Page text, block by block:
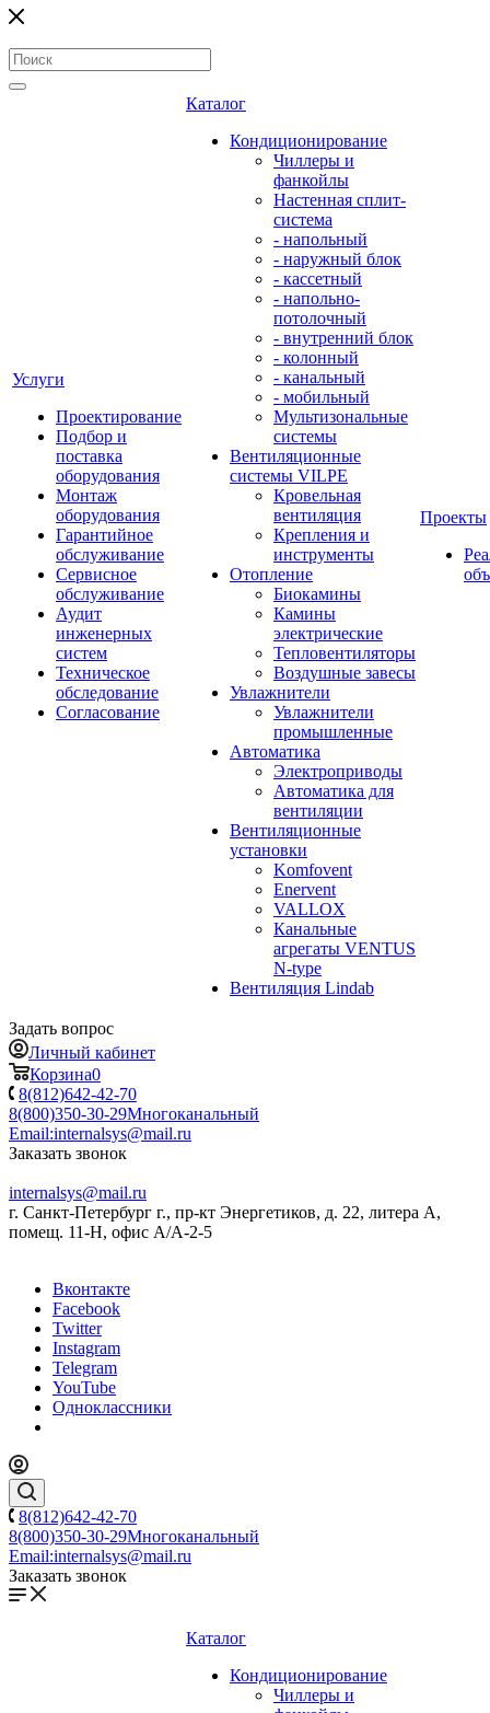
Услуги
Проектирование
Подбор и
поставка
оборудования
Монтаж
оборудования
Гарантийное
обслуживание
Сервисное
обслуживание
Аудит
инженерных
систем
Техническое
обследование
Согласование
Каталог
Кондиционирование
Чиллеры и
фанкойлы
Настенная сплит-
система
- напольный
- наружный блок
- кассетный
- напольно-
потолочный
- внутренний блок
- колонный
- канальный
- мобильный
Мультизональные
системы
Вентиляционные
системы VILPE
Кровельная
вентиляция
Крепления и
инструменты
Отопление
Биокамины
Камины
электрические
Тепловентиляторы
Воздушные завесы
Увлажнители
Увлажнители
промышленные
Автоматика
Электроприводы
Автоматика для
вентиляции
Вентиляционные
установки
Komfovent
Enervent
VALLOX
Канальные
агрегаты VENTUS
N-type
Вентиляция Lindab
Проекты
Задать вопрос
Личный кабинет
Корзина0
8(812)642-42-70
8(800)350-30-29Многоканальный
Email:internalsys@mail.ru
Заказать звонок
internalsys@mail.ru
г. Санкт-Петербург г., пр-кт Энергетиков, д. 22, литера А,
помещ. 11-Н, офис А/А-2-5
Вконтакте
Facebook
Twitter
Instagram
Telegram
YouTube
Одноклассники
8(812)642-42-70
8(800)350-30-29Многоканальный
Email:internalsys@mail.ru
Заказать звонок
Каталог
Кондиционирование
Чиллеры и